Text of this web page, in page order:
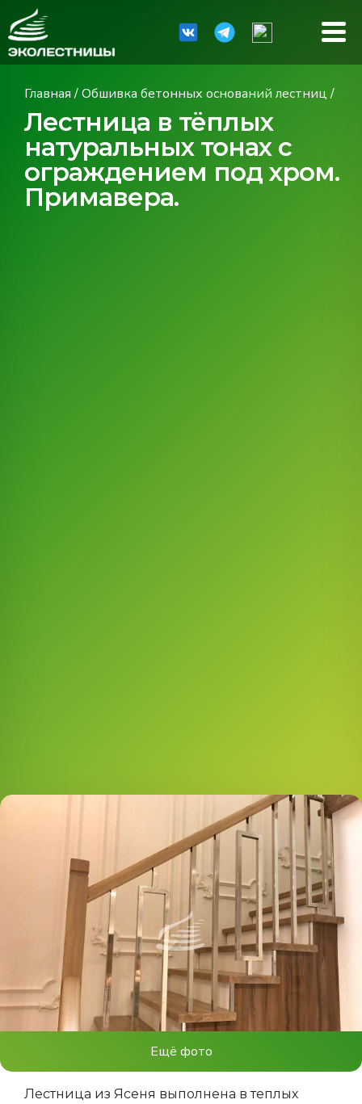
Главная/Обшивка бетонных оснований лестниц/
Лестница в тёплых
натуральных тонах с
ограждением под хром.
Примавера.
Ещё фото
Лестница из Ясеня выполнена в теплых